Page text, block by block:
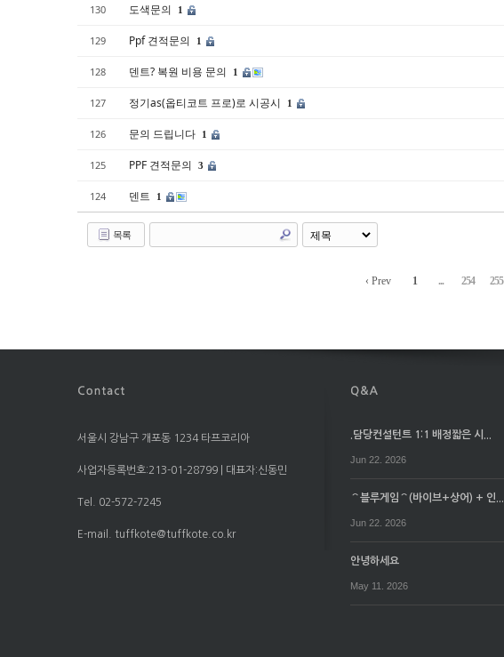
130 도색문의 1
129 Ppf 견적문의 1
128 덴트? 복원 비용 문의 1
127 정기as(옵티코트 프로)로 시공시 1
126 문의 드립니다 1
125 PPF 견적문의 3
124 덴트 1
목록
‹ Prev 1 ... 254 255
서울시 강남구 개포동 1234 타프코리아
사업자등록번호:213-01-28799 | 대표자:신동민
Tel. 02-572-7245
E-mail. tuffkote@tuffkote.co.kr
.담당컨설턴트 1:1 배정짧은 시...
Jun 22. 2026
⌒블루게임⌒(바이브+상어) + 인...
Jun 22. 2026
안녕하세요
May 11. 2026